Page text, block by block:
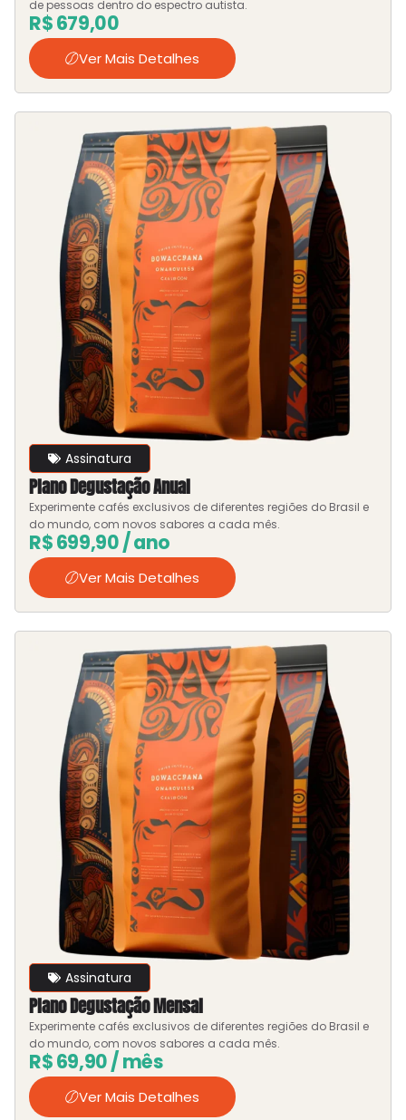
de pessoas dentro do espectro autista.
R$679,00
Ver Mais Detalhes
Assinatura
Plano Degustação Anual
Experimente cafés exclusivos de diferentes regiões do Brasil e
do mundo, com novos sabores a cada mês.
R$699,90/ ano
Ver Mais Detalhes
Assinatura
Plano Degustação Mensal
Experimente cafés exclusivos de diferentes regiões do Brasil e
do mundo, com novos sabores a cada mês.
R$69,90/ mês
Ver Mais Detalhes